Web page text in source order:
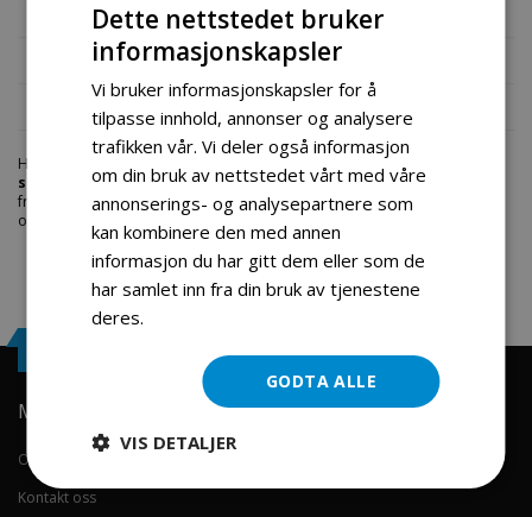
Mer informasjon
Produktomtaler
Fil vedlegg
Hos engrosservice.no får du kjøpt
skovleaksling 4 hulls z1311
snofresertil markedets beste priser. Bestill endeler-snofreser
fra Engros Service. Vi har et stort utvalg av produkter innen: Hjem, sport
og fritids segmentet. Velkommen skal du være.
Min konto
Om oss
Kontakt oss
Dette nettstedet bruker
informasjonskapsler
Vi bruker informasjonskapsler for å
tilpasse innhold, annonser og analysere
trafikken vår. Vi deler også informasjon
om din bruk av nettstedet vårt med våre
annonserings- og analysepartnere som
kan kombinere den med annen
informasjon du har gitt dem eller som de
har samlet inn fra din bruk av tjenestene
deres.
GODTA ALLE
VIS DETALJER